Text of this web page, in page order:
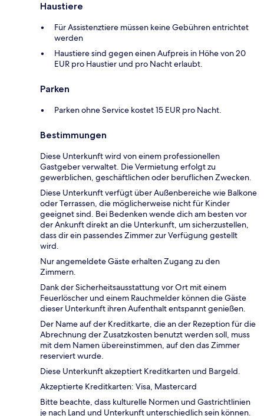
Haustiere
Für Assistenztiere müssen keine Gebühren entrichtet
werden
Haustiere sind gegen einen Aufpreis in Höhe von 20
EUR pro Haustier und pro Nacht erlaubt.
Parken
Parken ohne Service kostet 15 EUR pro Nacht.
Bestimmungen
Diese Unterkunft wird von einem professionellen
Gastgeber verwaltet. Die Vermietung erfolgt zu
gewerblichen, geschäftlichen oder beruflichen Zwecken.
Diese Unterkunft verfügt über Außenbereiche wie Balkone
oder Terrassen, die möglicherweise nicht für Kinder
geeignet sind. Bei Bedenken wende dich am besten vor
der Ankunft direkt an die Unterkunft, um sicherzustellen,
dass dir ein passendes Zimmer zur Verfügung gestellt
wird.
Nur angemeldete Gäste erhalten Zugang zu den
Zimmern.
Dank der Sicherheitsausstattung vor Ort mit einem
Feuerlöscher und einem Rauchmelder können die Gäste
dieser Unterkunft ihren Aufenthalt entspannt genießen.
Der Name auf der Kreditkarte, die an der Rezeption für die
Abrechnung der Zusatzkosten benutzt werden soll, muss
mit dem Namen übereinstimmen, auf den das Zimmer
reserviert wurde.
Diese Unterkunft akzeptiert Kreditkarten und Bargeld.
Akzeptierte Kreditkarten: Visa, Mastercard
Bitte beachte, dass kulturelle Normen und Gastrichtlinien
je nach Land und Unterkunft unterschiedlich sein können.